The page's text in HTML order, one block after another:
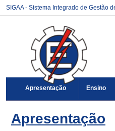
SIGAA - Sistema Integrado de Gestão
Apresentação Ensino
Apresentação